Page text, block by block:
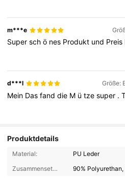
m***e
Superschö nes Produkt und Preis
d***l Größe:
Mein Dasfanddie M ützesuper .
Produktdetails
Material:
PU Leder
Zusammensetzung:
90%